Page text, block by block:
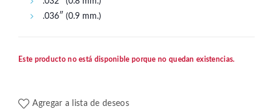
.036″ (0.9 mm.)
Este producto no está disponible porque no quedan existencias.
Agregar a lista de deseos